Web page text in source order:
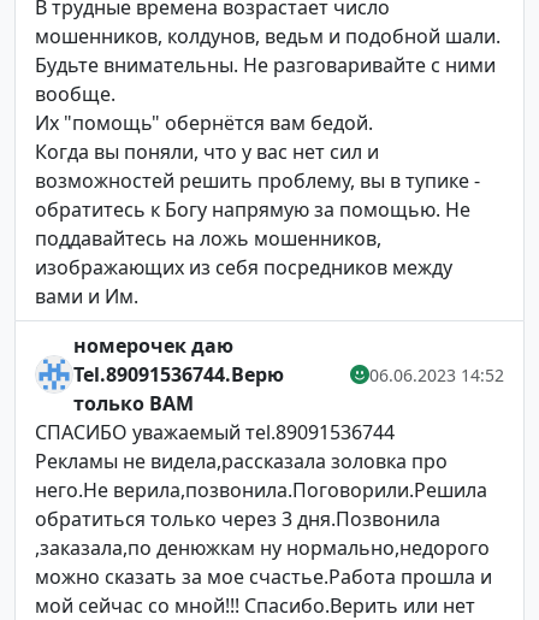
В трудные времена возрастает число
мошенников, колдунов, ведьм и подобной шали.
Будьте внимательны. Не разговаривайте с ними
вообще.
Их "помощь" обернётся вам бедой.
Когда вы поняли, что у вас нет сил и
возможностей решить проблему, вы в тупике -
обратитесь к Бoгy напрямую за помощью. Не
поддавайтесь на ложь мошенников,
изображающих из себя посредников между
вами и Им.
номерочек даю
Tel.89091536744.Верю
только ВАМ
06.06.2023 14:52
СПАСИБО уважаемый тel.89091536744
Рекламы не видела,рассказала золовка про
него.Не верила,позвонила.Поговорили.Решила
обратиться только через 3 дня.Позвонила
,заказала,по денюжкам ну нормально,недорого
можно сказать за мое счастье.Работа прошла и
мой сейчас со мной!!! Спасибо.Верить или нет